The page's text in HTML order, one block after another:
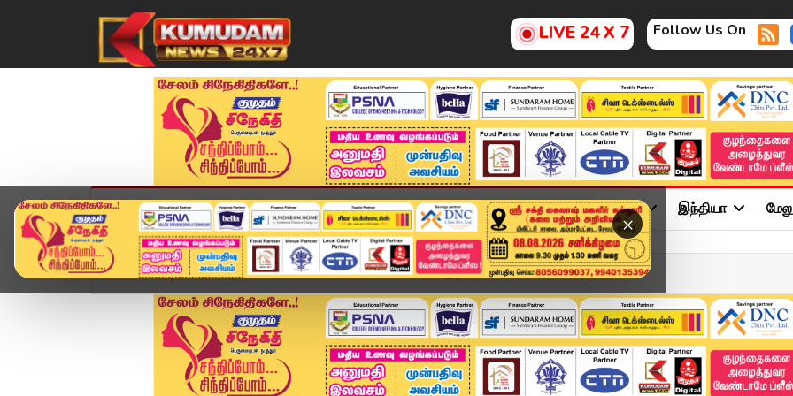
LIVE 24 X 7 Follow Us On
×
முகப்பு விளையாட்டு அண்மை தமிழ்நாடு சினிமா அரசியல் விளையாட்டு இந்தியா
Home வீடியோ ஸ்டோரி 🔴LIVE : சென்னையில் வேட்டையில் இறங்கிய போலீஸ்.....